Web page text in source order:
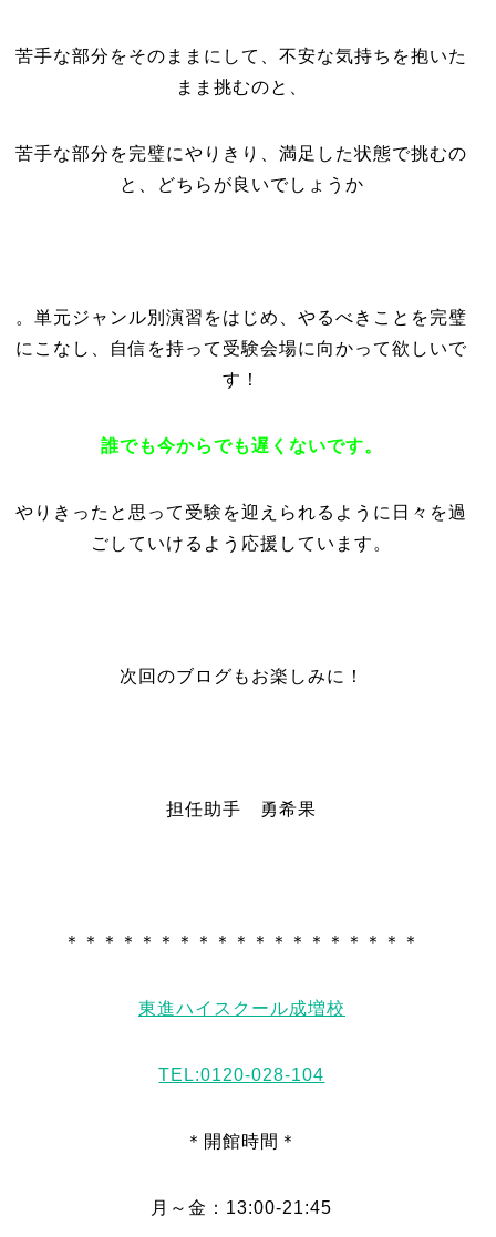
苦手な部分をそのままにして、不安な気持ちを抱いた
まま挑むのと、
苦手な部分を完璧にやりきり、満足した状態で挑むの
と、どちらが良いでしょうか
。単元ジャンル別演習をはじめ、やるべきことを完璧
にこなし、自信を持って受験会場に向かって欲しいで
す！
誰でも今からでも遅くないです。
やりきったと思って受験を迎えられるように日々を過
ごしていけるよう応援しています。
次回のブログもお楽しみに！
担任助手 勇希果
＊＊＊＊＊＊＊＊＊＊＊＊＊＊＊＊＊＊＊
東進ハイスクール成増校
TEL:0120-028-104
＊開館時間＊
月～金：13:00-21:45